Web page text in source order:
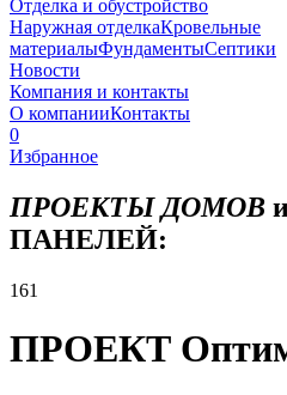
Отделка и обустройство
Наружная отделкаКровельные
материалыФундаментыСептики
Новости
Компания и контакты
О компанииКонтакты
0
Избранное
ПРОЕКТЫ ДОМОВ
ПАНЕЛЕЙ:
161
ПРОЕКТ